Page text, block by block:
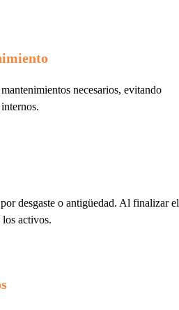
necesarios, evitando
desgaste o antigüedad. Al finalizar el
activos.